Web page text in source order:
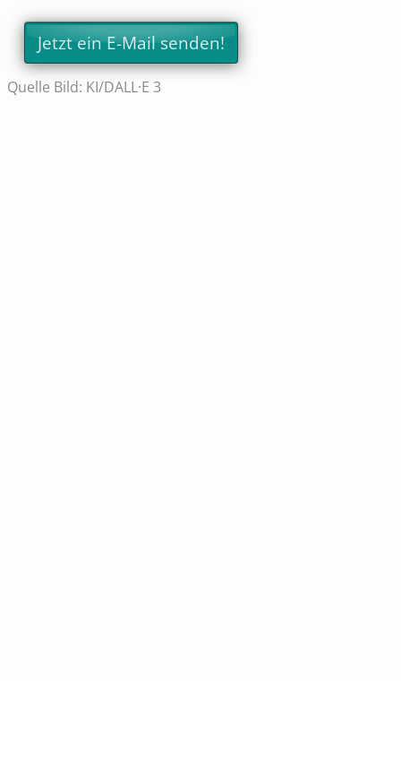
Jetzt ein E-Mail senden!
Quelle Bild: KI/DALL·E 3